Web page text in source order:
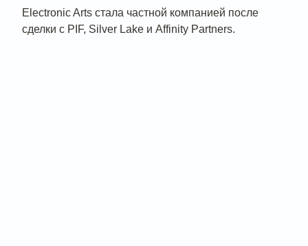
Electronic Arts стала частной компанией после
сделки с PIF, Silver Lake и Affinity Partners.